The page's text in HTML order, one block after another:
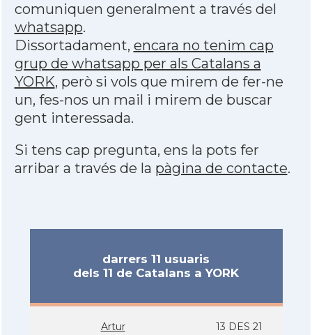
comuniquen generalment a través del
whatsapp.
Dissortadament, encara no tenim cap
grup de whatsapp per als Catalans a
YORK, però si vols que mirem de fer-ne
un, fes-nos un mail i mirem de buscar
gent interessada.
Si tens cap pregunta, ens la pots fer
arribar a través de la pàgina de contacte.
darrers 11 usuaris
dels 11 de Catalans a YORK
Artur 13 DES 21